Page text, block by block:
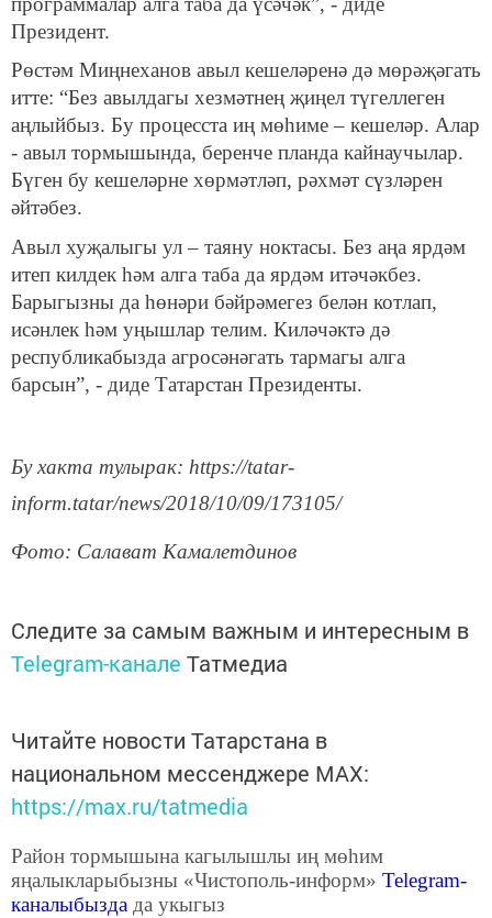
Президент.
Рөстәм Миңнеханов авыл кешеләренә дә мөрәҗәгать
итте: “Без авылдагы хезмәтнең җиңел түгеллеген
аңлыйбыз. Бу процесста иң мөһиме – кешеләр. Алар
- авыл тормышында, беренче планда кайнаучылар.
Бүген бу кешеләрне хөрмәтләп, рәхмәт сүзләрен
әйтәбез.
Авыл хуҗалыгы ул – таяну ноктасы. Без аңа ярдәм
итеп килдек һәм алга таба да ярдәм итәчәкбез.
Барыгызны да һөнәри бәйрәмегез белән котлап,
исәнлек һәм уңышлар телим. Киләчәктә дә
республикабызда агросәнәгать тармагы алга
барсын”, - диде Татарстан Президенты.
Бу хакта тулырак: https://tatar-
inform.tatar/news/2018/10/09/173105/
Фото: Салават Камалетдинов
Следите за самым важным и интересным в
Telegram-канале Татмедиа
Читайте новости Татарстана в
национальном мессенджере MАХ:
https://max.ru/tatmedia
Район тормышына кагылышлы иң мөһим
яңалыкларыбызны «Чистополь-информ» Telegram-
каналыбызда да укыгыз